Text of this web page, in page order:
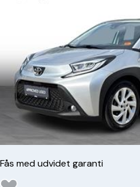
Fås med udvidet garanti